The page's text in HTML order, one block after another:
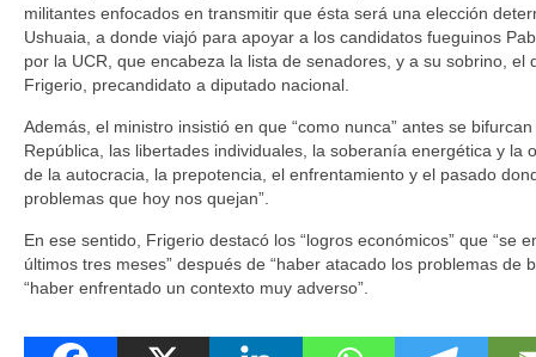
militantes enfocados en transmitir que ésta será una elección
Ushuaia, a donde viajó para apoyar a los candidatos fueguinos
por la UCR, que encabeza la lista de senadores, y a su sobrino, el
Frigerio, precandidato a diputado nacional.
Además, el ministro insistió en que “como nunca” antes se
República, las libertades individuales, la soberanía energética y la
de la autocracia, la prepotencia, el enfrentamiento y el pasado
problemas que hoy nos quejan”.
En ese sentido, Frigerio destacó los “logros económicos” que “se
últimos tres meses” después de “haber atacado los problemas de
“haber enfrentado un contexto muy adverso”.